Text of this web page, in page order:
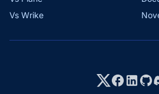
Vs Wrike